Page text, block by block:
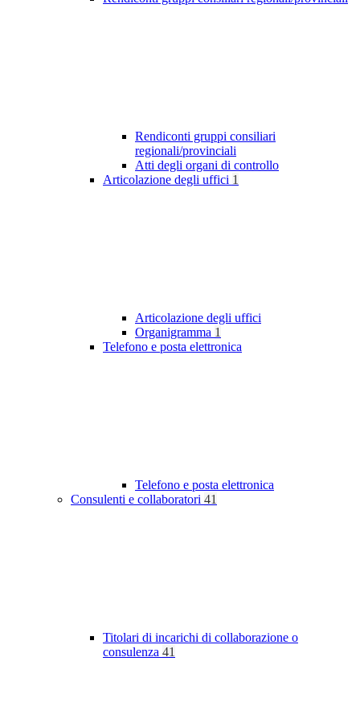
Rendiconti gruppi consiliari
regionali/provinciali
Atti degli organi di controllo
Articolazione degli uffici 1
Articolazione degli uffici
Organigramma 1
Telefono e posta elettronica
Telefono e posta elettronica
Consulenti e collaboratori 41
Titolari di incarichi di collaborazione o
consulenza 41